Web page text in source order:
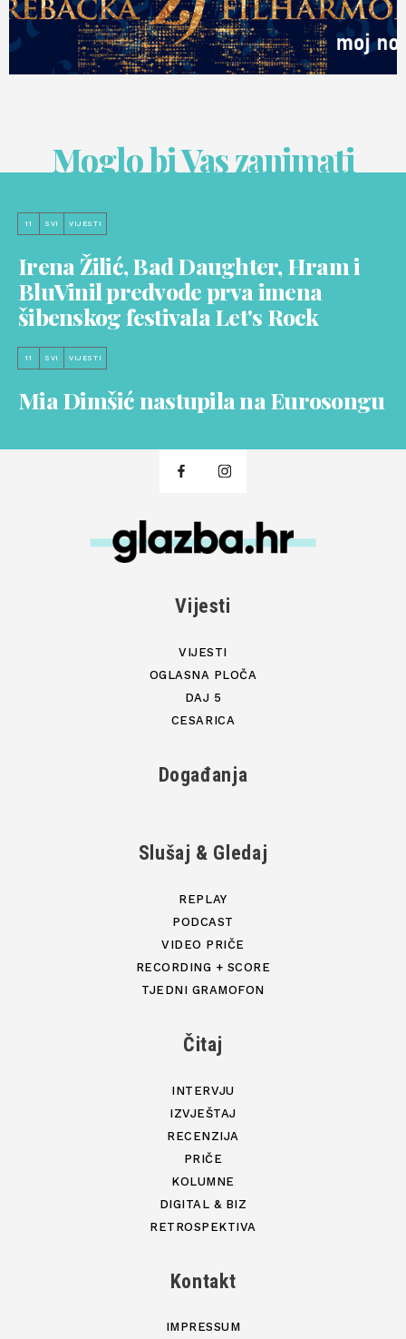
Moglo bi Vas zanimati
11 SVI VIJESTI
Irena Žilić, Bad Daughter, Hram i
BluVinil predvode prva imena
šibenskog festivala Let's Rock
11 SVI VIJESTI
Mia Dimšić nastupila na Eurosongu
Vijesti
VIJESTI
OGLASNA PLOČA
DAJ 5
CESARICA
Događanja
Slušaj & Gledaj
REPLAY
PODCAST
VIDEO PRIČE
RECORDING + SCORE
TJEDNI GRAMOFON
Čitaj
INTERVJU
IZVJEŠTAJ
RECENZIJA
PRIČE
KOLUMNE
DIGITAL & BIZ
RETROSPEKTIVA
Kontakt
IMPRESSUM